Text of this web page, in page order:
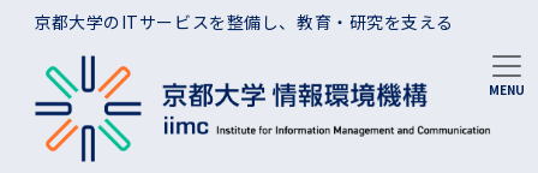
メインコンテンツに移動
京都大学のITサービスを整備し、教育・研究を支える